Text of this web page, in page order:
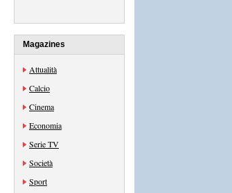
Magazines
Attualità
Calcio
Cinema
Economia
Serie TV
Società
Sport